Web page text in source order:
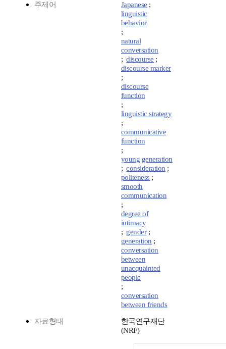
주제어 Japanese ;
linguistic
behavior
;
natural
conversation
;discourse ;
discourse marker
;
discourse
function
;
linguistic strategy
;
communicative
function
;
young generation
;consideration ;
politeness ;
smooth
communication
;
degree of
intimacy
; gender;
generation ;
conversation
between
unacquainted
people
;
conversation
between friends
자료형태
한국연구재단
(NRF)